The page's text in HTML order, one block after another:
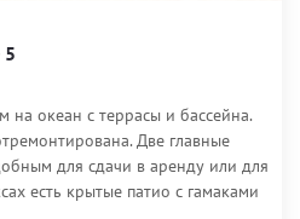
5
на океан с террасы и бассейна.
Две главные
для сдачи в аренду или для
есть крытые патио с гамаками